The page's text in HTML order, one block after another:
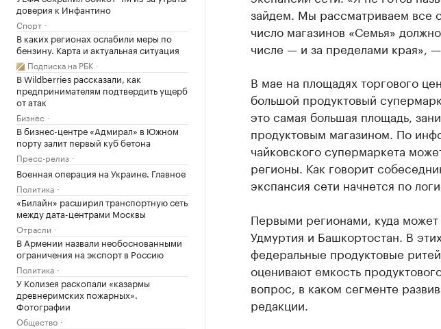
доверия к Инфантино
Спорт
В каких регионах ослабили меры по
бензину. Карта и актуальная ситуация
Подписка на РБК
В Wildberries рассказали, как
предпринимателям подтвердить ущерб
от атак
Бизнес
В бизнес-центре «Адмирал» в Южном
порту залит первый куб бетона
Пресс-релиз
Военная операция на Украине. Главное
Политика
«Билайн» расширил транспортную сеть
между дата-центрами Москвы
Отрасли
В Армении назвали необоснованными
ограничения на экспорт в Россию
Политика
У Колизея раскопали «казармы
древнеримских пожарных».
Фотографии
Общество
зайдем. Мы рассматриваем все
число магазинов «Семья»
числе — и за пределами края»,
В мае на площадях торгового
большой продуктовый
это самая большая площадь,
продуктовым магазином. По
чайковского супермаркета
регионы. Как говорит
экспансия сети начнется по
Первыми регионами, куда может
Удмуртия и Башкортостан. В
федеральные продуктовые
оценивают емкость
вопрос, в каком сегменте
редакции.